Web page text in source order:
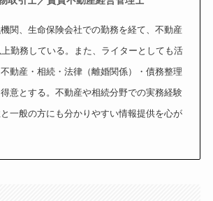
関、生命保険会社での勤務を経て、不動産
勤務している。また、ライターとしても活
動産・相続・法律（離婚関係）・債務整理
意とする。不動産や相続分野での実務経験
一般の方にも分かりやすい情報提供を心が